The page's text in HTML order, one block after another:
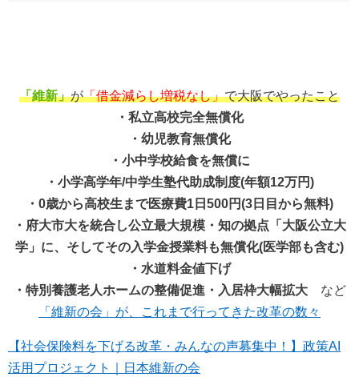
「維新」が「借金減らし増税なし」で大阪でやったこと
・私立高校完全無償化
・幼児教育無償化
・小中学校給食を無償に
・小学高学年/中学生塾代助成制度(年額12万円)
・0歳から高校生まで医療費1日500円(3日目から無料)
・府大市大を統合し公立最大規模・知の拠点「大阪公立大
学」に、そしてその入学金授業料も無償化(医学部も含む)
・水道料金値下げ
・特別養護老人ホームの整備促進・入居枠大幅拡大 など
「維新の会」が、これまで行ってきた改革の数々
【社会保険料を下げる改革・みんなの声募集中！】政策AI
活用プロジェクト｜日本維新の会